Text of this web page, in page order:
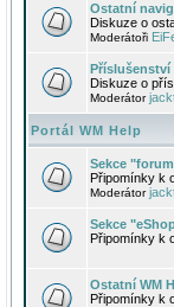
Ostatní
Diskuze o
Moderátoři
Příslušenství
Diskuze o
Moderátor
Portál WM Help
Sekce
Připomínky k
Moderátor
Sekce
Připomínky k
Ostatní WM
Připomínky k